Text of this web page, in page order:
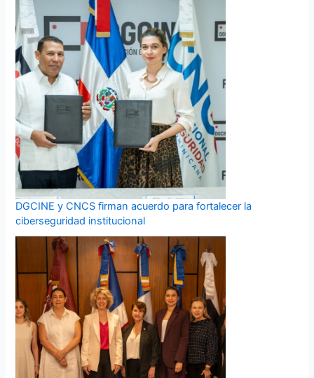
DGCINE y CNCS firman acuerdo para fortalecer la
ciberseguridad institucional